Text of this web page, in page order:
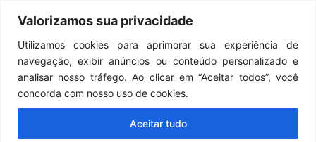
Valorizamos sua privacidade
Utilizamos cookies para aprimorar sua experiência de
navegação, exibir anúncios ou conteúdo personalizado e
analisar nosso tráfego. Ao clicar em “Aceitar todos”, você
concorda com nosso uso de cookies.
Aceitar tudo
Menu